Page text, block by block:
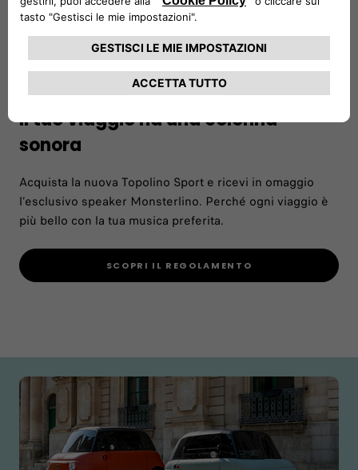
Il tuo viaggio ha una colonna
sonora
Acquista la nuova Topolino Sport e ricevi in omaggio
l’esclusivo speaker Monsterlino. Perché ogni viaggio è
più bello con la tua musica preferita.
SCOPRI IL REGOLAMENTO